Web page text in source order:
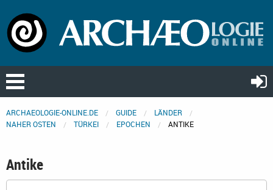
ARCHAEOLOGIE-ONLINE.DE GUIDE
LÄNDER
NAHER OSTEN
TÜRKEI EPOCHEN ANTIKE
Antike